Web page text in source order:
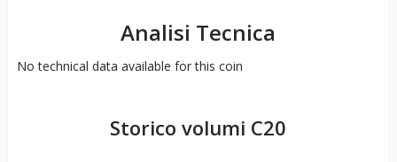
Analisi Tecnica
No technical data available for this coin
Storico volumi C20